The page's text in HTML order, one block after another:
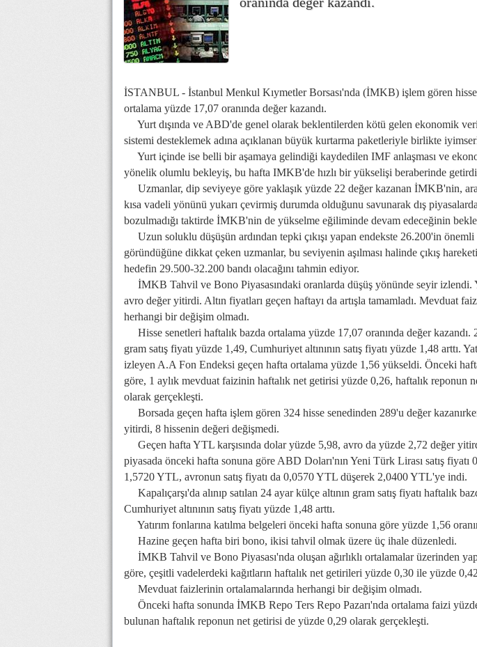
İSTANBUL - İstanbul Menkul Kıymetler Borsası'nda (İMKB) işlem gören hisse
ortalama yüzde 17,07 oranında değer kazandı.
Yurt dışında ve ABD'de genel olarak beklentilerden kötü gelen ekonomik
sistemi desteklemek adına açıklanan büyük kurtarma paketleriyle birlikte
Yurt içinde ise belli bir aşamaya gelindiği kaydedilen IMF anlaşması ve
yönelik olumlu bekleyiş, bu hafta IMKB'de hızlı bir yükselişi beraberinde
Uzmanlar, dip seviyeye göre yaklaşık yüzde 22 değer kazanan İMKB'nin,
kısa vadeli yönünü yukarı çevirmiş durumda olduğunu savunarak dış
bozulmadığı taktirde İMKB'nin de yükselme eğiliminde devam edeceğinin
Uzun soluklu düşüşün ardından tepki çıkışı yapan endekste 26.200'in
göründüğüne dikkat çeken uzmanlar, bu seviyenin aşılması halinde çıkış
hedefin 29.500-32.200 bandı olacağını tahmin ediyor.
İMKB Tahvil ve Bono Piyasasındaki oranlarda düşüş yönünde seyir izlendi.
avro değer yitirdi. Altın fiyatları geçen haftayı da artışla tamamladı. Mevduat
herhangi bir değişim olmadı.
Hisse senetleri haftalık bazda ortalama yüzde 17,07 oranında değer kazandı.
gram satış fiyatı yüzde 1,49, Cumhuriyet altınının satış fiyatı yüzde 1,48 arttı.
izleyen A.A Fon Endeksi geçen hafta ortalama yüzde 1,56 yükseldi. Önceki
göre, 1 aylık mevduat faizinin haftalık net getirisi yüzde 0,26, haftalık reponun
olarak gerçekleşti.
Borsada geçen hafta işlem gören 324 hisse senedinden 289'u değer
yitirdi, 8 hissenin değeri değişmedi.
Geçen hafta YTL karşısında dolar yüzde 5,98, avro da yüzde 2,72 değer
piyasada önceki hafta sonuna göre ABD Doları'nın Yeni Türk Lirası satış fiyatı
1,5720 YTL, avronun satış fiyatı da 0,0570 YTL düşerek 2,0400 YTL'ye indi.
Kapalıçarşı'da alınıp satılan 24 ayar külçe altının gram satış fiyatı haftalık
Cumhuriyet altınının satış fiyatı yüzde 1,48 arttı.
Yatırım fonlarına katılma belgeleri önceki hafta sonuna göre yüzde 1,56
Hazine geçen hafta biri bono, ikisi tahvil olmak üzere üç ihale düzenledi.
İMKB Tahvil ve Bono Piyasası'nda oluşan ağırlıklı ortalamalar üzerinden
göre, çeşitli vadelerdeki kağıtların haftalık net getirileri yüzde 0,30 ile yüzde
Mevduat faizlerinin ortalamalarında herhangi bir değişim olmadı.
Önceki hafta sonunda İMKB Repo Ters Repo Pazarı'nda ortalama faizi
bulunan haftalık reponun net getirisi de yüzde 0,29 olarak gerçekleşti.